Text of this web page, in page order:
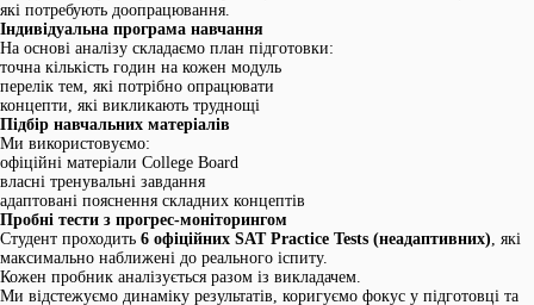
які потребують доопрацювання.
Індивідуальна програма навчання
На основі аналізу складаємо план підготовки:
точна кількість годин на кожен модуль
перелік тем, які потрібно опрацювати
концепти, які викликають труднощі
Підбір навчальних матеріалів
Ми використовуємо:
офіційні матеріали College Board
власні тренувальні завдання
адаптовані пояснення складних концептів
Пробні тести з прогрес-моніторингом
Студент проходить 6 офіційних SAT Practice Tests (неадаптивних), які
максимально наближені до реального іспиту.
Кожен пробник аналізується разом із викладачем.
Ми відстежуємо динаміку результатів, коригуємо фокус у підготовці та